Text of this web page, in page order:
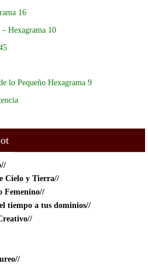
16
Hexagrama 10
lo Pequeño Hexagrama 9
Cielo y Tierra//
Femenino//
tiempo a tus dominios//